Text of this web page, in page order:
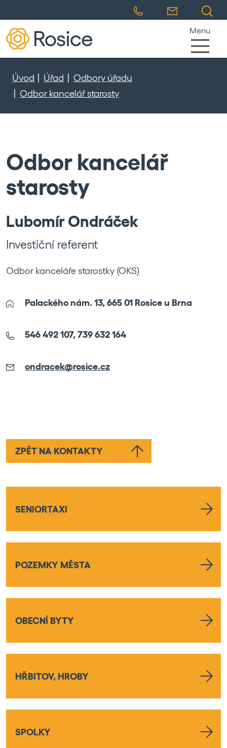
Menu
Úvod Úřad
Odbory úřadu
Odbor kancelář starosty
Odbor kancelář
starosty
Lubomír Ondráček
Investiční referent
Odbor kanceláře starostky (OKS)
Palackého nám. 13, 665 01 Rosice u Brna
546 492 107, 739 632 164
ondracek@rosice.cz
ZPĚT NA KONTAKTY
SENIORTAXI
POZEMKY MĚSTA
OBECNÍ BYTY
HŘBITOV, HROBY
SPOLKY